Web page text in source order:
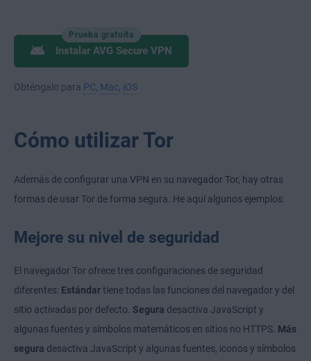
Prueba gratuita
Instalar AVG Secure VPN
Obténgalo para PC Mac iOS
Cómo utilizar Tor
Además de configurar una VPN en su navegador Tor, hay otras
formas de usar Tor de forma segura. He aquí algunos ejemplos:
Mejore su nivel de seguridad
El navegador Tor ofrece tres configuraciones de seguridad
diferentes: Estándartiene todas las funciones del navegador y del
sitio activadas por defecto. Segura desactiva JavaScript y
algunas fuentes y símbolos matemáticos en sitios no HTTPS. Más
segura desactiva JavaScript y algunas fuentes, iconos y símbolos